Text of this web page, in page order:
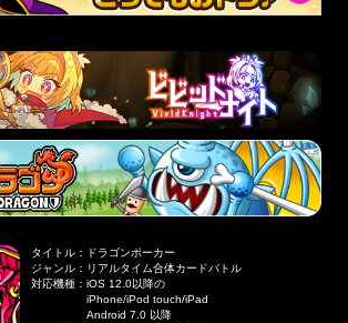
タイトル ：
ドラゴンポーカー
ジャンル ： リアルタイム合体カードバトル
対応機種 ：iOS 12.0以降の
iPhone/iPod touch/iPad
Android 7.0 以降